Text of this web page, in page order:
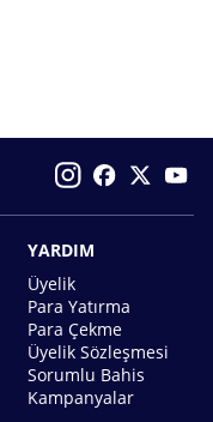
YARDIM
Üyelik
Para Yatırma
Para Çekme
Üyelik Sözleşmesi
Sorumlu Bahis
Kampanyalar